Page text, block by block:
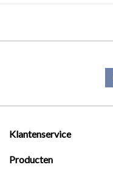
Klantenservice
Producten